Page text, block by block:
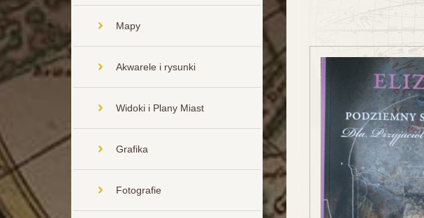
Mapy
Akwarele i rysunki
Widoki i Plany Miast
Grafika
Fotografie